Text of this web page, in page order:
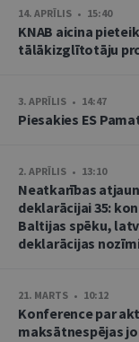
14. APRĪLIS • 15:40
KNAB aicina
tālākizglītotāju
3. APRĪLIS • 14:47
Piesakies ES
2. APRĪLIS • 13:10
Neatkarības
deklarācijai 35:
Baltijas spēku,
deklarācijas
21. MARTS • 10:12
Konference par
maksātnespējas